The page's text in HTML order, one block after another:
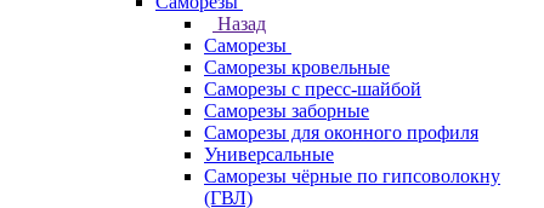
Назад
Саморезы
Саморезы кровельные
Саморезы с пресс-шайбой
Саморезы заборные
Саморезы для оконного профиля
Универсальные
Саморезы чёрные по гипсоволокну
(ГВЛ)